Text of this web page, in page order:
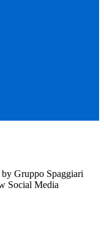
Gruppo Spaggiari
Social Media